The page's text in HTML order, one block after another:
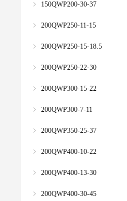
150QWP200-30-37
200QWP250-11-15
200QWP250-15-18.5
200QWP250-22-30
200QWP300-15-22
200QWP300-7-11
200QWP350-25-37
200QWP400-10-22
200QWP400-13-30
200QWP400-30-45